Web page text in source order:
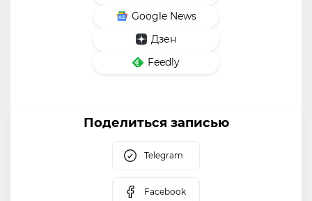
Google News
Дзен
Feedly
Поделиться записью
Telegram
Facebook